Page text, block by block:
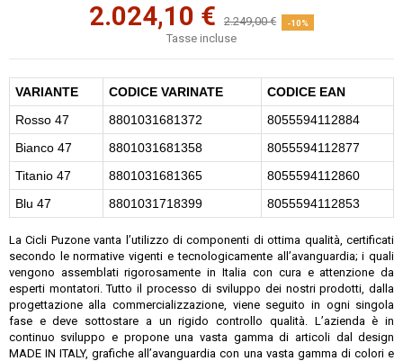
2.024,10 € 2.249,00 € -10%
Tasse incluse
VARIANTE CODICE VARINATE
CODICE EAN
Rosso 47
8801031681372
8055594112884
Bianco 47
8801031681358
8055594112877
Titanio 47
8801031681365
8055594112860
Blu 47
8801031718399 8055594112853
La Cicli Puzone vanta l’utilizzo di componenti di ottima qualità, certificati
secondo le normative vigenti e tecnologicamente all’avanguardia; i quali
vengono assemblati rigorosamente in Italia con cura e attenzione da
esperti montatori. Tutto il processo di sviluppo dei nostri prodotti, dalla
progettazione alla commercializzazione, viene seguito in ogni singola
fase e deve sottostare a un rigido controllo qualità. L’azienda è in
continuo sviluppo e propone una vasta gamma di articoli dal design
MADE IN ITALY, grafiche all’avanguardia con una vasta gamma di colori e